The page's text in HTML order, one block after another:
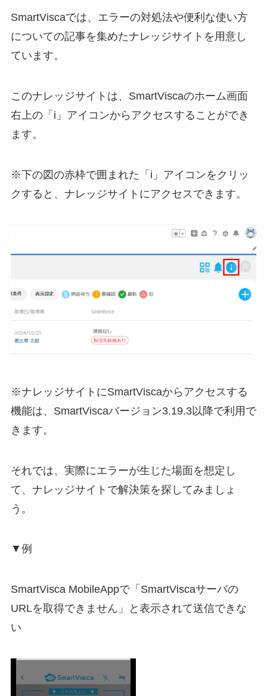
SmartViscaでは、エラーの対処法や便利な使い方
についての記事を集めたナレッジサイトを用意し
ています。
このナレッジサイトは、SmartViscaのホーム画面
右上の「i」アイコンからアクセスすることができ
ます。
※下の図の赤枠で囲まれた「i」アイコンをクリッ
クすると、ナレッジサイトにアクセスできます。
※ナレッジサイトにSmartViscaからアクセスする
機能は、SmartViscaバージョン3.19.3以降で利用で
きます。
それでは、実際にエラーが生じた場面を想定し
て、ナレッジサイトで解決策を探してみましょ
う。
▼例
SmartVisca MobileAppで「SmartViscaサーバの
URLを取得できません」と表示されて送信できな
い